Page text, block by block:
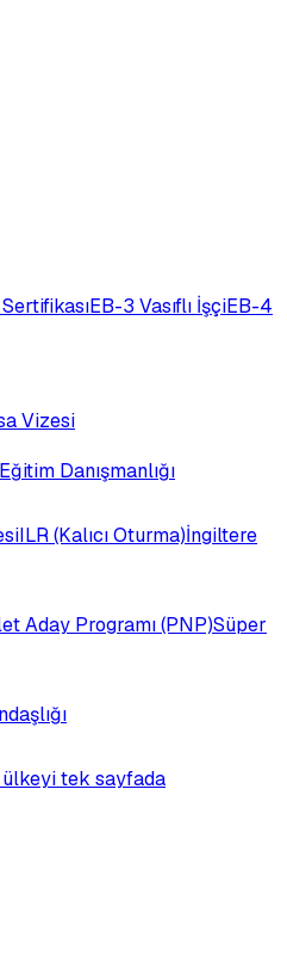
EB-3 Vasıflı İşçiEB-4
Vizesi
Danışmanlığı
ILR (Kalıcı Oturma)İngiltere
Aday Programı (PNP)Süper
ülkeyi tek sayfada